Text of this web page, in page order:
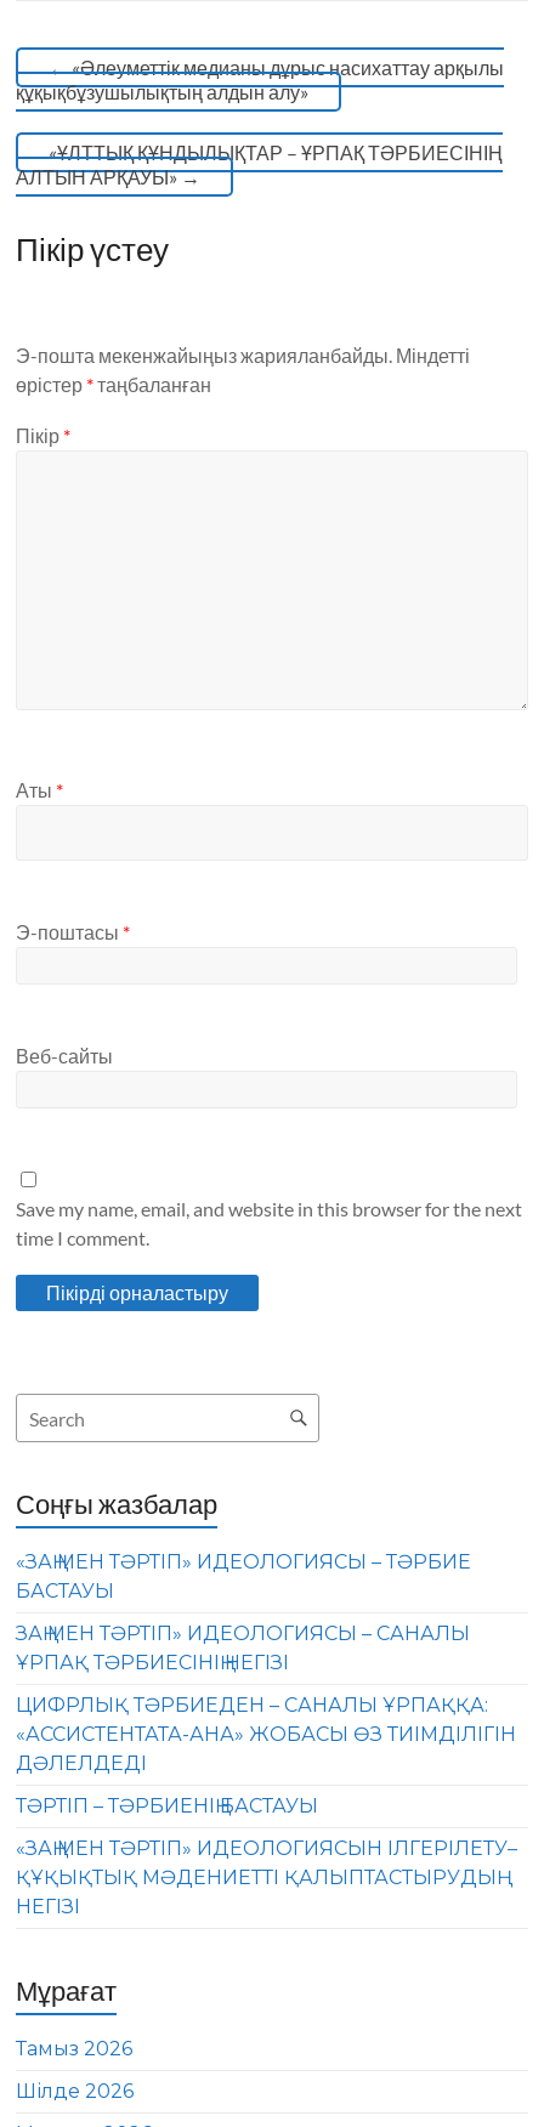
←«Әлеуметтік медианы дұрыс насихаттау арқылы
құқықбұзушылықтың алдын алу»
«ҰЛТТЫҚ ҚҰНДЫЛЫҚТАР – ҰРПАҚ ТӘРБИЕСІНІҢ
АЛТЫН АРҚАУЫ»→
Пікір үстеу
Э-пошта мекенжайыңыз жарияланбайды. Міндетті
өрістер *таңбаланған
Пікір *
Аты *
Э-поштасы *
Веб-сайты
Save my name, email, and website in this browser for the next
time I comment.
Соңғы жазбалар
«ЗАҢ МЕН ТӘРТІП» ИДЕОЛОГИЯСЫ – ТӘРБИЕ
БАСТАУЫ
ЗАҢ МЕН ТӘРТІП» ИДЕОЛОГИЯСЫ – САНАЛЫ
ҰРПАҚ ТӘРБИЕСІНІҢ НЕГІЗІ
ЦИФРЛЫҚ ТӘРБИЕДЕН – САНАЛЫ ҰРПАҚҚА:
«АССИСТЕНТАТА-АНА» ЖОБАСЫ ӨЗ ТИІМДІЛІГІН
ДӘЛЕЛДЕДІ
ТӘРТІП – ТӘРБИЕНІҢ БАСТАУЫ
«ЗАҢ МЕН ТӘРТІП» ИДЕОЛОГИЯСЫН ІЛГЕРІЛЕТУ–
ҚҰҚЫҚТЫҚ МӘДЕНИЕТТІ ҚАЛЫПТАСТЫРУДЫҢ
НЕГІЗІ
Мұрағат
Тамыз 2026
Шілде 2026